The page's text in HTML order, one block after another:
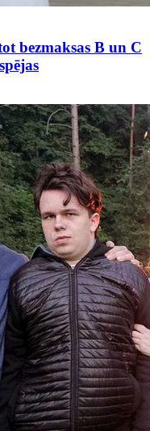
bezmaksas B un C